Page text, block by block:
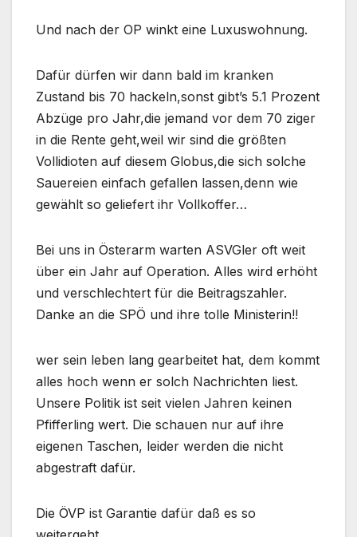
Und nach der OP winkt eine Luxuswohnung.
Dafür dürfen wir dann bald im kranken
Zustand bis 70 hackeln,sonst gibt’s 5.1 Prozent
Abzüge pro Jahr,die jemand vor dem 70 ziger
in die Rente geht,weil wir sind die größten
Vollidioten auf diesem Globus,die sich solche
Sauereien einfach gefallen lassen,denn wie
gewählt so geliefert ihr Vollkoffer…
Bei uns in Österarm warten ASVGler oft weit
über ein Jahr auf Operation. Alles wird erhöht
und verschlechtert für die Beitragszahler.
Danke an die SPÖ und ihre tolle Ministerin!!
wer sein leben lang gearbeitet hat, dem kommt
alles hoch wenn er solch Nachrichten liest.
Unsere Politik ist seit vielen Jahren keinen
Pfifferling wert. Die schauen nur auf ihre
eigenen Taschen, leider werden die nicht
abgestraft dafür.
Die ÖVP ist Garantie dafür daß es so